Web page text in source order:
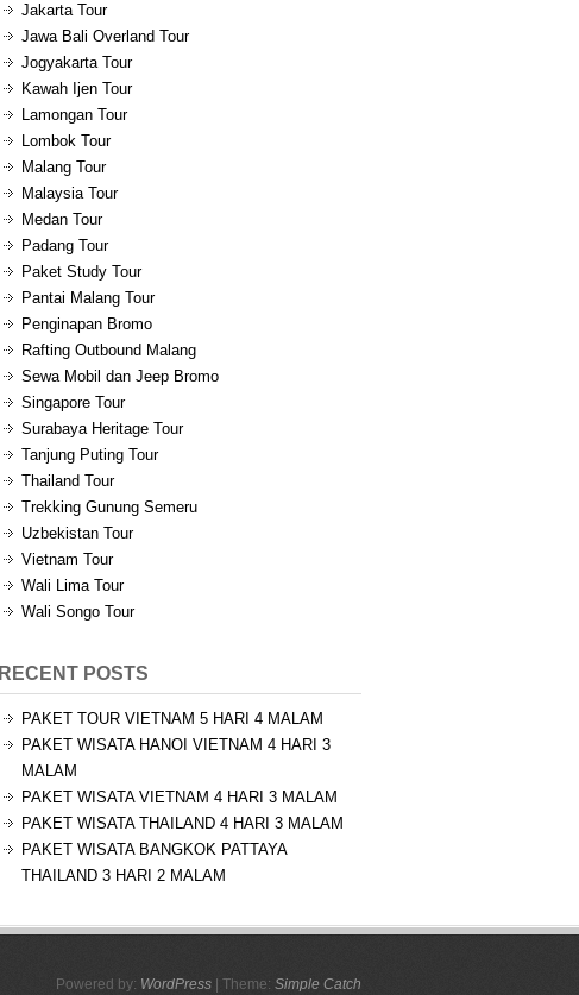
Jakarta Tour
Jawa Bali Overland Tour
Jogyakarta Tour
Kawah Ijen Tour
Lamongan Tour
Lombok Tour
Malang Tour
Malaysia Tour
Medan Tour
Padang Tour
Paket Study Tour
Pantai Malang Tour
Penginapan Bromo
Rafting Outbound Malang
Sewa Mobil dan Jeep Bromo
Singapore Tour
Surabaya Heritage Tour
Tanjung Puting Tour
Thailand Tour
Trekking Gunung Semeru
Uzbekistan Tour
Vietnam Tour
Wali Lima Tour
Wali Songo Tour
RECENT POSTS
PAKET TOUR VIETNAM 5 HARI 4 MALAM
PAKET WISATA HANOI VIETNAM 4 HARI 3
MALAM
PAKET WISATA VIETNAM 4 HARI 3 MALAM
PAKET WISATA THAILAND 4 HARI 3 MALAM
PAKET WISATA BANGKOK PATTAYA
THAILAND 3 HARI 2 MALAM
Powered by: WordPress | Theme: Simple Catch